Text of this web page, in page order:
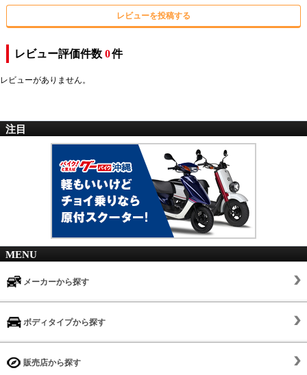
レビューを投稿する
レビュー評価件数 0件
レビューがありません。
注目
MENU
メーカーから探す
ボディタイプから探す
販売店から探す